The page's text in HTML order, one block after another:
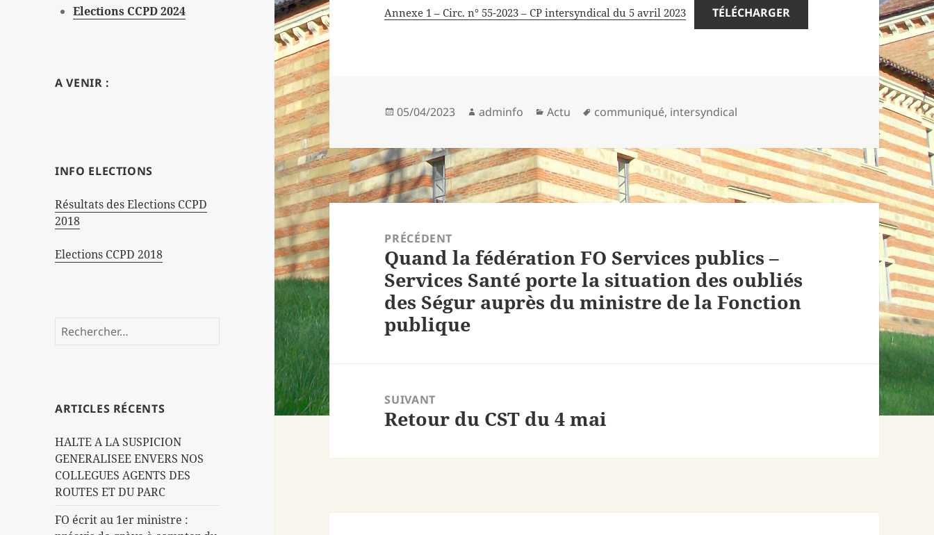
Elections CCPD 2024
A VENIR :
INFO ELECTIONS
Résultats des Elections CCPD
2018
Elections CCPD 2018
Rechercher :
ARTICLES RÉCENTS
HALTE A LA SUSPICION
GENERALISEE ENVERS NOS
COLLEGUES AGENTS DES
ROUTES ET DU PARC
FO écrit au 1er ministre :
Annexe 1 – Circ. n° 55-2023 – CP intersyndical du 5 avril 2023 TÉLÉCHARGER
Publié
05/04/2023 Auteur
adminfo Catégories
Actu
Mots-
communiqué, intersyndical
Navigation
de
l’article
PRÉCÉDENT
Article
précédent :
Quand la fédération FO Services publics –
Services Santé porte la situation des oubliés
des Ségur auprès du ministre de la Fonction
publique
SUIVANT
Article
Retour du CST du 4 mai